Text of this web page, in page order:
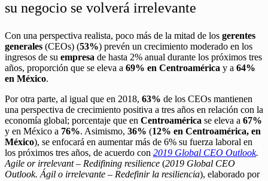
su negocio se volverá irrelevante
Con una perspectiva realista, poco más de la mitad de los gerentes
generales (CEOs) (53%) prevén un crecimiento moderado en los
ingresos de su empresa de hasta 2% anual durante los próximos tres
años, proporción que se eleva a 69% en Centroamérica y a 64%
en México.
Por otra parte, al igual que en 2018, 63% de los CEOs mantienen
una perspectiva de crecimiento positiva a tres años en relación con la
economía global; porcentaje que en Centroamérica se eleva a 67%
y en México a 76%. Asimismo, 36% (12% en Centroamérica, en
México), se enfocará en aumentar más de 6% su fuerza laboral en
los próximos tres años, de acuerdo con 2019 Global CEO Outlook.
Agile or irrelevant – Redifining resilience (2019 Global CEO
Outlook. Ágil o irrelevante – Redefinir la resiliencia), elaborado por